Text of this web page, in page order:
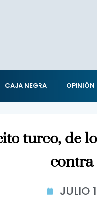
CAJA NEGRA OPINIÓN
turco, de
contra
JULIO